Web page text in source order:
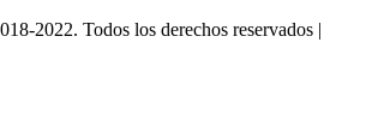
2022. Todos los derechos reservados |